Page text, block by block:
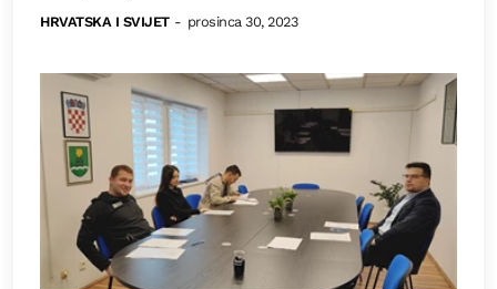
HRVATSKA I SVIJET - prosinca 30, 2023